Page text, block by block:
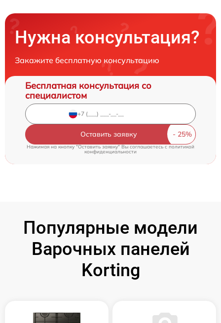
Нужна консультация?
Закажите бесплатную консультацию
Бесплатная консультация со
специалистом
Оставить заявку
Нажимая на кнопку "Оставить заявку" Вы соглашаетесь cполитикой
конфиденциальности
Популярные модели
Варочных панелей
Korting